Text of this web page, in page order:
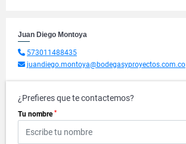
Juan Diego Montoya
573011488435
juandiego.montoya@bodegasyproyectos.com.co
¿Prefieres que te contactemos?
Tu nombre *